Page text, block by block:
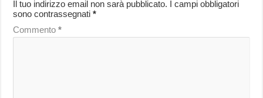
Il tuo indirizzo email non sarà pubblicato. I campi obbligatori
sono contrassegnati*
Commento*